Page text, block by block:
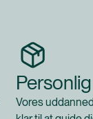
Vores